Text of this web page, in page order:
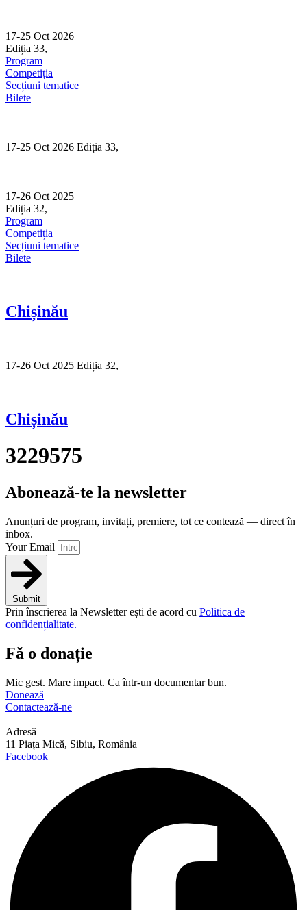
content
17-25 Oct 2026
Ediția 33,
Program
Competiția
Secțiuni tematice
Bilete
17-25 Oct 2026 Ediția 33,
17-26 Oct 2025
Ediția 32,
Program
Competiția
Secțiuni tematice
Bilete
Chișinău
17-26 Oct 2025 Ediția 32,
Chișinău
3229575
Abonează-te la newsletter
Anunțuri de program, invitați, premiere, tot ce contează — direct în
inbox.
Your Email
Submit
Prin înscrierea la Newsletter ești de acord cu Politica de
confidențialitate.
Fă o donație
Mic gest. Mare impact. Ca într-un documentar bun.
Donează
Contactează-ne
Adresă
11 Piața Mică, Sibiu, România
Facebook